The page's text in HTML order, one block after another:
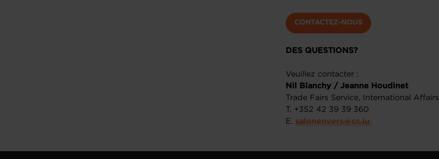
CONTACTEZ-NOUS
DES QUESTIONS?
Veuillez contacter :
Nil Blanchy / Jeanne Houdinet
Trade Fairs Service, International Affairs
T. +352 42 39 39 360
E. ​ salonenvers@cc.lu